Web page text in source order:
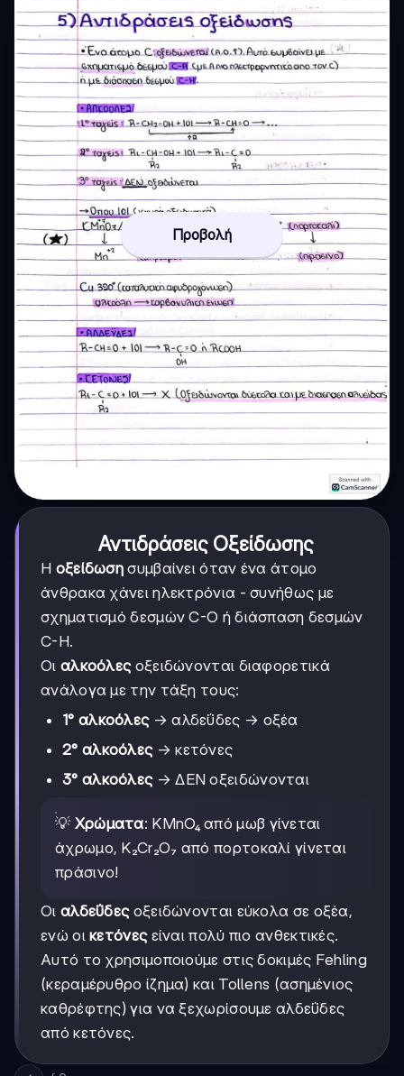
Προβολή
Αντιδράσεις Οξείδωσης
Η οξείδωση συμβαίνει όταν ένα άτομο
άνθρακα χάνει ηλεκτρόνια - συνήθως με
σχηματισμό δεσμών C-O ή διάσπαση δεσμών
C-H.
Οι αλκοόλεςοξειδώνονται διαφορετικά
ανάλογα με την τάξη τους:
1° αλκοόλες→ αλδεΰδες → οξέα
2° αλκοόλες→ κετόνες
3° αλκοόλες→ ΔΕΝ οξειδώνονται
💡 Χρώματα: KMnO₄ από μωβ γίνεται
άχρωμο, K₂Cr₂O₇ από πορτοκαλί γίνεται
πράσινο!
Οι αλδεΰδεςοξειδώνονται εύκολα σε οξέα,
ενώ οικετόνεςείναι πολύ πιο ανθεκτικές.
Αυτό το χρησιμοποιούμε στις δοκιμές Fehling
(κεραμέρυθρο ίζημα) και Tollens (ασημένιος
καθρέφτης) για να ξεχωρίσουμε αλδεΰδες
από κετόνες.